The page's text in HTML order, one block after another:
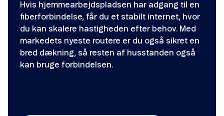
Hvis hjemmearbejdspladsen har adgang til en
fiberforbindelse, får du et stabilt internet, hvor
du kan skalere hastigheden efter behov. Med
markedets nyeste routere er du også sikret en
bred dækning, så resten af husstanden også
kan bruge forbindelsen.